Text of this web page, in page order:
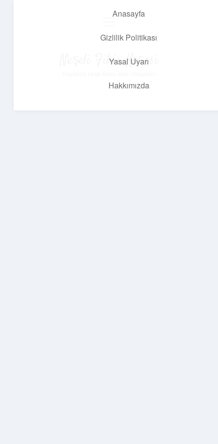
Anasayfa
Gizlilik Politikası
Yasal Uyarı
Hakkımızda
Neşeli Fikir Köşesi